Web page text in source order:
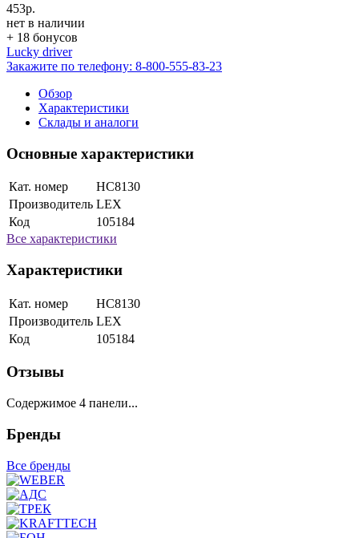
453р.
нет в наличии
+ 18 бонусов
Lucky driver
Закажите по телефону: 8-800-555-83-23
Обзор
Характеристики
Склады и аналоги
Основные характеристики
Кат. номер
HC8130
Производитель LEX
Код
105184
Все характеристики
Характеристики
Кат. номер
HC8130
Производитель LEX
Код
105184
Отзывы
Содержимое 4 панели...
Бренды
Все бренды